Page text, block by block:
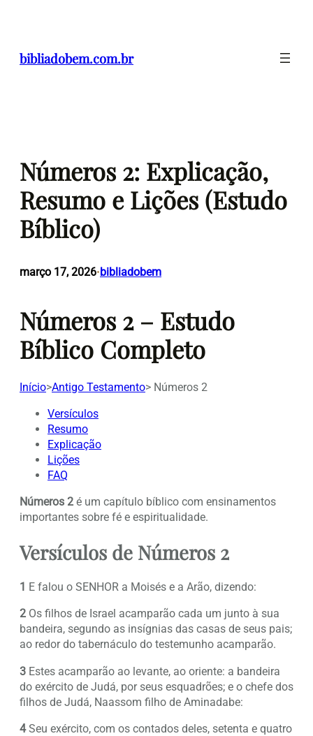
conteúdo
bibliadobem.com.br
Números 2: Explicação,
Resumo e Lições (Estudo
Bíblico)
março 17, 2026•bibliadobem
Números 2 – Estudo
Bíblico Completo
Início>Antigo Testamento> Números 2
Versículos
Resumo
Explicação
Lições
FAQ
Números 2 é um capítulo bíblico com ensinamentos
importantes sobre fé e espiritualidade.
Versículos de Números 2
1 E falou o SENHOR a Moisés e a Arão, dizendo:
2 Os filhos de Israel acamparão cada um junto à sua
bandeira, segundo as insígnias das casas de seus pais;
ao redor do tabernáculo do testemunho acamparão.
3 Estes acamparão ao levante, ao oriente: a bandeira
do exército de Judá, por seus esquadrões; e o chefe dos
filhos de Judá, Naassom filho de Aminadabe:
4Seu exército, com os contados deles, setenta e quatro